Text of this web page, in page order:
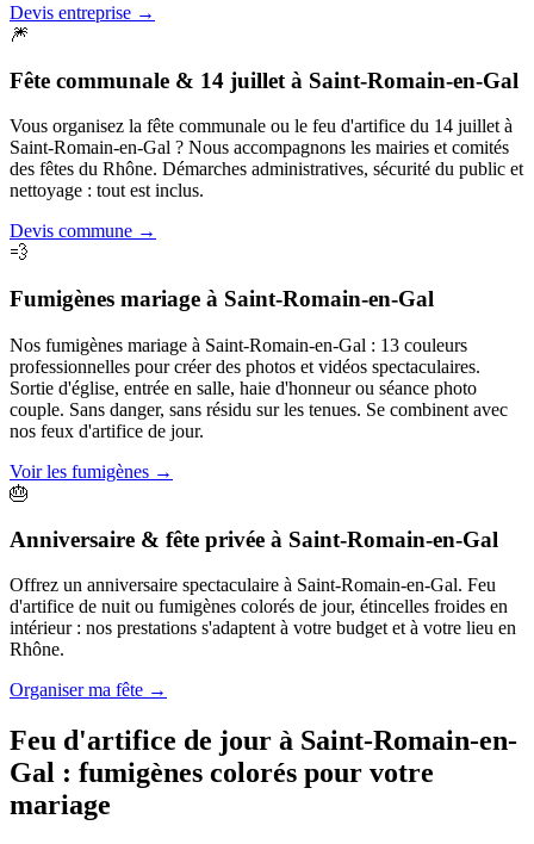
Devis entreprise →
🎆
Fête communale & 14 juillet à Saint-Romain-en-Gal
Vous organisez la fête communale ou le feu d'artifice du 14 juillet à
Saint-Romain-en-Gal ? Nous accompagnons les mairies et comités
des fêtes du Rhône. Démarches administratives, sécurité du public et
nettoyage : tout est inclus.
Devis commune →
💨
Fumigènes mariage à Saint-Romain-en-Gal
Nos fumigènes mariage à Saint-Romain-en-Gal : 13 couleurs
professionnelles pour créer des photos et vidéos spectaculaires.
Sortie d'église, entrée en salle, haie d'honneur ou séance photo
couple. Sans danger, sans résidu sur les tenues. Se combinent avec
nos feux d'artifice de jour.
Voir les fumigènes →
🎂
Anniversaire & fête privée à Saint-Romain-en-Gal
Offrez un anniversaire spectaculaire à Saint-Romain-en-Gal. Feu
d'artifice de nuit ou fumigènes colorés de jour, étincelles froides en
intérieur : nos prestations s'adaptent à votre budget et à votre lieu en
Rhône.
Organiser ma fête →
Feu d'artifice de jour à Saint-Romain-en-
Gal : fumigènes colorés pour votre
mariage